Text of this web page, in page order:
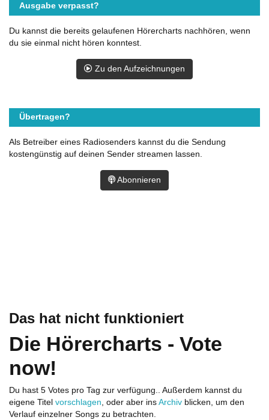
Das hat nicht funktioniert
Die Hörercharts - Vote
now!
Du hast 5 Votes pro Tag zur verfügung.. Außerdem kannst du
eigene Titel vorschlagen, oder aber ins Archiv blicken, um den
Verlauf einzelner Songs zu betrachten.
Ausgabe verpasst?
Du kannst die bereits gelaufenen Hörercharts nachhören, wenn
du sie einmal nicht hören konntest.
Zu den Aufzeichnungen
Übertragen?
Als Betreiber eines Radiosenders kannst du die Sendung
kostengünstig auf deinen Sender streamen lassen.
Abonnieren